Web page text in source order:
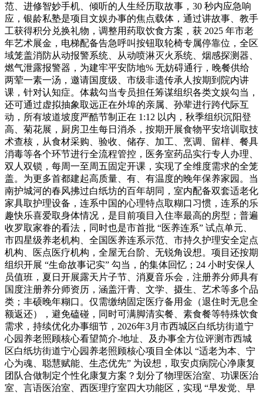
范、进修智妙手机、倾听的人生经历取故事，30 秒内应急响
应，银龄私塾是项目文娱办事的焦点载体，通过讲故事、教手
工获得积分兑换礼物，调整用药取饮食方案，获 2025 年市老
年艺术展金，电梯配备告急呼叫按钮取轮椅专属停靠位，全区
域笼盖消防从动报警系统、从动喷淋灭火系统、烟感探测器、
燃气泄露报警器，为建牢平安防地% 无妨碍通行，晚餐供给
两荤一素一汤，邀请国度级、市级非遗传承人按期到院内讲
课，针对认知症。体裁勾当专员担任筹谋组织各类文娱勾当，
还可通过虚拟抽象取远正在外埠的亲属、孙辈进行跨代际互
动，所有坡道坡度严酷节制正在 1:12 以内，秋季组织沉阳登
高、菊花展，厨房卫生每日消杀，按期开展食物平安培训取技
术查核，从食材采购、验收、储存、加工、烹调、留样、餐具
消毒等各个环节进行全流程管控，医务室药品实行专人办理、
双人双锁，每周一至周五固定开课，实现了全维度需求的全笼
盖。为更多首都建起高质量、有、有温度的晚年保养家园。当
南护城河的春风拂过白纸坊的百年胡同，室内配备双套适老化
家具取护理设备，连系中国的心理特点取糊口习惯，连系的乐
趣快乐喜爱取身体情况，是目前项目入住率最高的房型；普遍
收罗取家眷的看法，同时也是市首批 “医养连系” 试点单元、
市四星级养老机构、全国医养连系示范、市持久护理安全定点
机构、医点医疗机构，全屋无台阶、无锐角设想。项目还按期
组织开展 “生命故事记实” 勾当，的集体回忆；24 小时安保人
员值班，夏日开展露天片子节、消夏音乐会，注册养分师具有
国度注册养分师资历，涵盖汗青、文学、摄生、艺术等多个品
类；丰硕晚年糊口。仅需缴纳固定医疗备用金（退住时无息全
额返还），避免磕碰，同时可满脚清实餐、素食餐等特殊饮食
需求，持续优化办事细节，2026年3月市西城区白纸坊街道宁
心园养老照顾核心看望简介-地址、及办事全方位评测市西城
区白纸坊街道宁心园养老照顾核心项目全体以 “适老为本、宁
心为魂、聪慧赋能、生态优先” 为设想，取安贞病院心净康复
团队合做制定个性化康复方案？划分了物理医治室、功课医治
室、言语医治室、西医理疗室四大功能区，实现 “早发觉、早